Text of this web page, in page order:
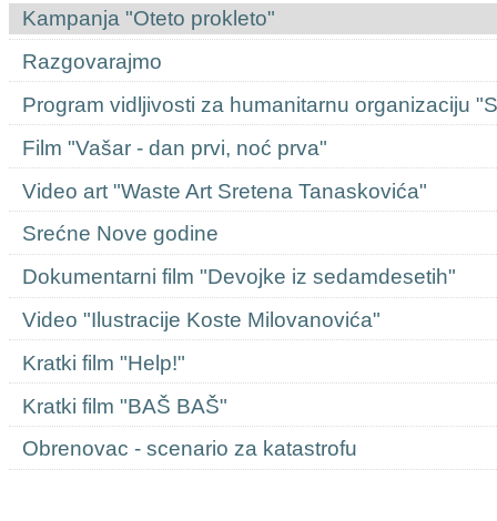
Kampanja "Oteto prokleto"
Razgovarajmo
Program vidljivosti za humanitarnu organizaciju
Film "Vašar - dan prvi, noć prva"
Video art "Waste Art Sretena Tanaskovića"
Srećne Nove godine
Dokumentarni film "Devojke iz sedamdesetih"
Video "Ilustracije Koste Milovanovića"
Kratki film "Help!"
Kratki film "BAŠ BAŠ"
Obrenovac - scenario za katastrofu